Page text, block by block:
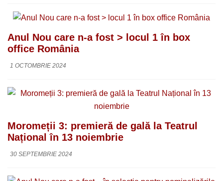
Anul Nou care n-a fost > locul 1 în box
office România
1 OCTOMBRIE 2024
Moromeții 3: premieră de gală la Teatrul
Național în 13 noiembrie
30 SEPTEMBRIE 2024